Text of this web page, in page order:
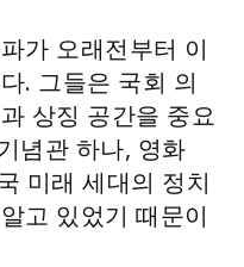
가 오래전부터 이
. 그들은 국회 의
상징 공간을 중요
념관 하나, 영화
미래 세대의 정치
고 있었기 때문이